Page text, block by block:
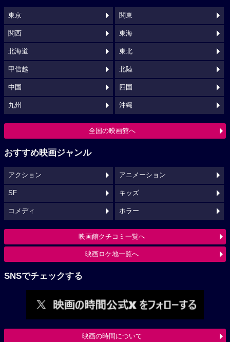
東京 関東
関西 東海
北海道 東北
甲信越 北陸
中国 四国
九州 沖縄
全国の映画館へ
おすすめ映画ジャンル
アクション アニメーション
SF キッズ
コメディ ホラー
映画館クチコミ一覧へ
映画ロケ地一覧へ
SNSでチェックする
映画の時間について